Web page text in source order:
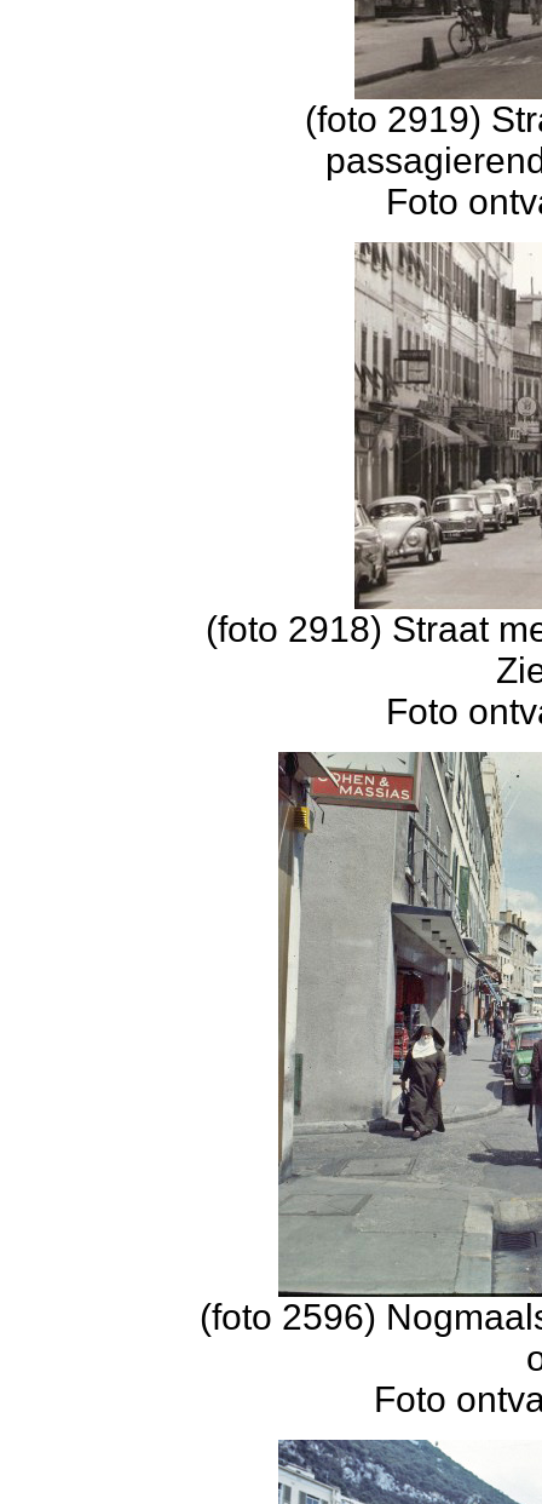
(foto 2919)
Foto
(foto 2918) Straat
Foto
(foto 2596)
Foto